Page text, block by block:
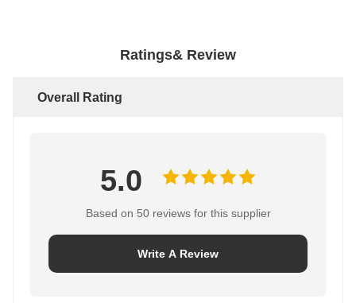
Ratings& Review
Overall Rating
5.0
Based on 50 reviews for this supplier
Write A Review